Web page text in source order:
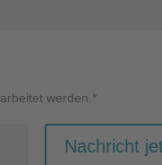
werden.*
Nachricht